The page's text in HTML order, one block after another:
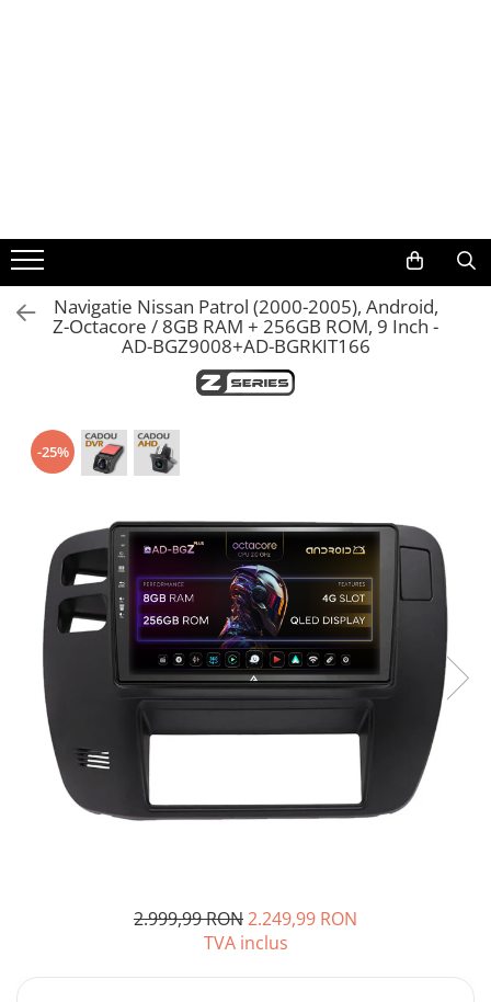
Volkswagen
Audi
Ford
Skoda
Dacia
Peugeot
Hyundai
Toyota
Renault
Navigatie Nissan Patrol (2000-2005), Android,
Z-Octacore / 8GB RAM + 256GB ROM, 9 Inch -
AD-BGZ9008+AD-BGRKIT166
-25%
2.999,99 RON2.249,99 RON
TVA inclus